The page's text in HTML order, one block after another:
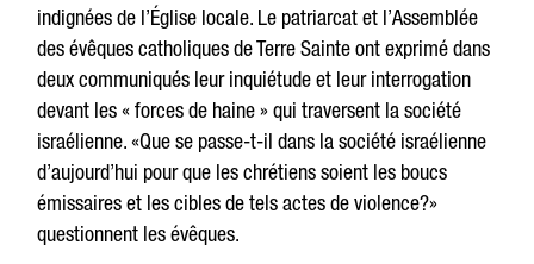
indignées de l’Église locale. Le patriarcat et l’Assemblée
des évêques catholiques de Terre Sainte ont exprimé dans
deux communiqués leur inquiétude et leur interrogation
devant les « forces de haine » qui traversent la société
israélienne. «Que se passe-t-il dans la société israélienne
d’aujourd’hui pour que les chrétiens soient les boucs
émissaires et les cibles de tels actes de violence?»
questionnent les évêques.